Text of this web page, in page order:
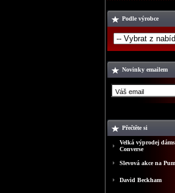
Podle výrobce
Novinky emailem
Přečtěte si
Velká výprodej
Converse
Slevová akce na
David Beckham